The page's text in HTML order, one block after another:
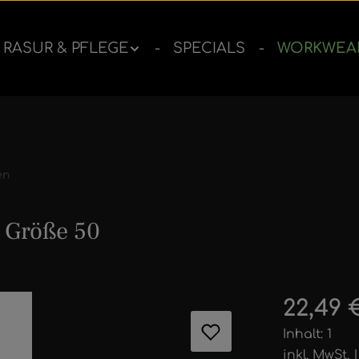
RASUR & PFLEGE SPECIALS
50
Regulärer
22,49
Inhalt: 1
inkl.